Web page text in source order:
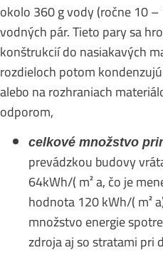
okolo 360 g vody (ročne 10
vodných pár. Tieto pary sa
konštrukcií do nasiakavých
rozdieloch potom
alebo na rozhraniach
odporom,
celkové množstvo
prevádzkou budovy
64kWh/( m² a, čo je
hodnota 120 kWh/( m²
množstvo energie
zdroja aj so stratami pri